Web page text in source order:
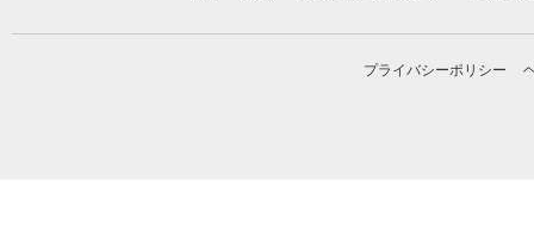
プライバシーポリシー